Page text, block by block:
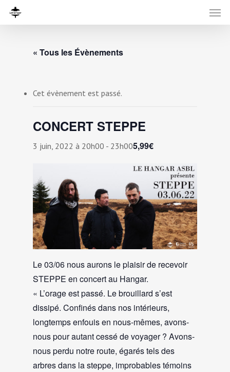
« Tous les Évènements
Cet évènement est passé.
CONCERT STEPPE
3 juin, 2022 à 20h00 - 23h005,99€
Le 03/06 nous aurons le plaisir de recevoir
STEPPE en concert au Hangar.
« L’orage est passé. Le brouillard s’est
dissipé. Confinés dans nos intérieurs,
longtemps enfouis en nous-mêmes, avons-
nous pour autant cessé de voyager ? Avons-
nous perdu notre route, égarés tels des
arbres dans la steppe, improbables témoins